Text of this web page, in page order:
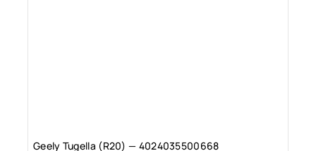
Geely Tugella (R20) — 4024035500668